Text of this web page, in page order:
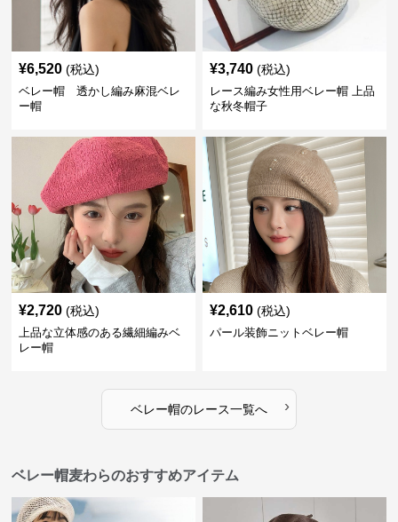
¥6,520 (税込)
ベレー帽 透かし編み麻混ベレ
ー帽
¥3,740 (税込)
レース編み女性用ベレー帽 上品
な秋冬帽子
¥2,720 (税込)
上品な立体感のある繊細編みベ
レー帽
¥2,610 (税込)
パール装飾ニットベレー帽
ベレー帽のレース一覧へ ›
ベレー帽麦わらのおすすめアイテム